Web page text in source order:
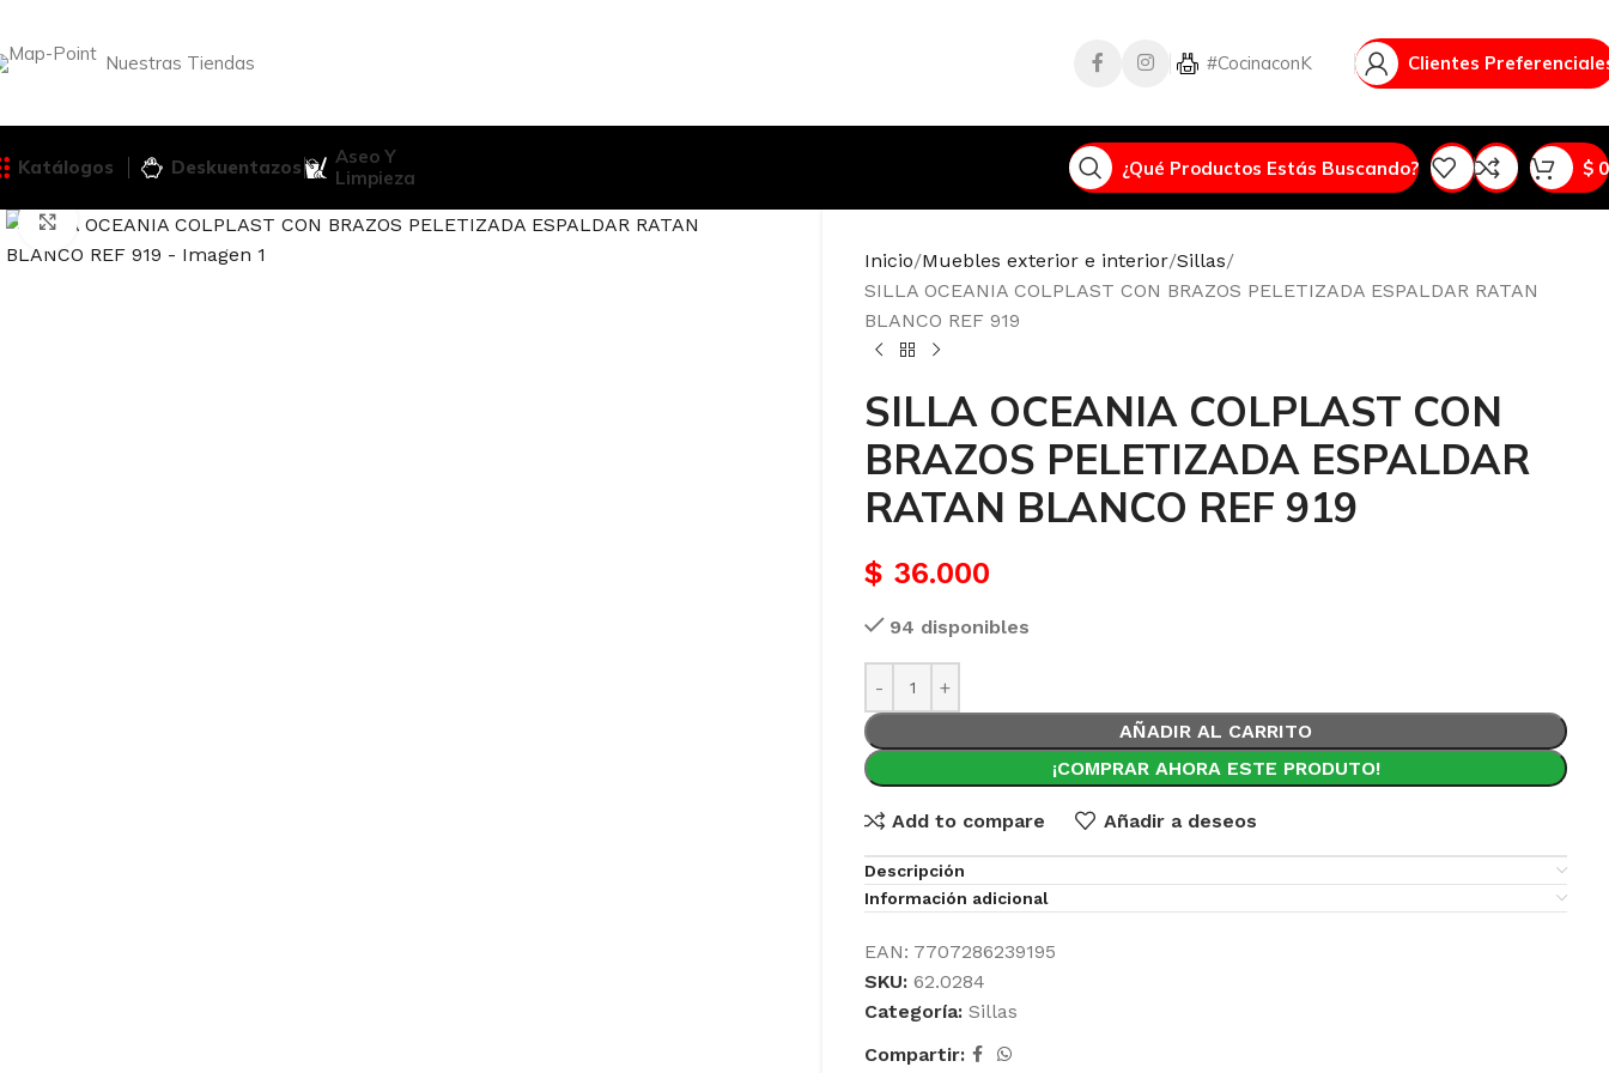
Nuestras Tiendas #CocinaconK Clientes
Katálogos Deskuentazos
Aseo Y
Limpieza
¿Qué Productos Estás Buscando? $ 0
Haga Click para agrandar
Inicio Muebles exterior e interior Sillas
SILLA OCEANIA COLPLAST CON BRAZOS PELETIZADA ESPALDAR RATAN
BLANCO REF 919
SILLA OCEANIA COLPLAST CON
BRAZOS PELETIZADA ESPALDAR
RATAN BLANCO REF 919
$ 36.000
94 disponibles
AÑADIR AL CARRITO
¡COMPRAR AHORA ESTE PRODUTO!
Add to compare Añadir a deseos
Descripción
Información adicional
EAN: 7707286239195
SKU: 62.0284
Categoría: Sillas
Compartir: